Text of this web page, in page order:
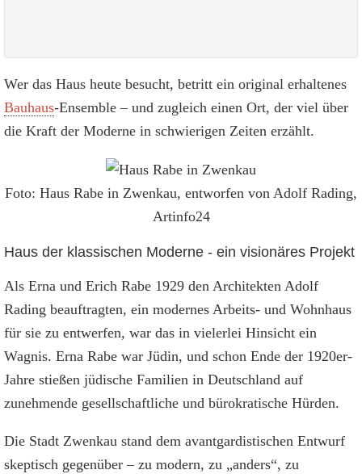
Wer das Haus heute besucht, betritt ein original erhaltenes
Bauhaus-Ensemble – und zugleich einen Ort, der viel über
die Kraft der Moderne in schwierigen Zeiten erzählt.
Foto: Haus Rabe in Zwenkau, entworfen von Adolf Rading,
Artinfo24
Haus der klassischen Moderne - ein visionäres Projekt
Als Erna und Erich Rabe 1929 den Architekten Adolf
Rading beauftragten, ein modernes Arbeits- und Wohnhaus
für sie zu entwerfen, war das in vielerlei Hinsicht ein
Wagnis. Erna Rabe war Jüdin, und schon Ende der 1920er-
Jahre stießen jüdische Familien in Deutschland auf
zunehmende gesellschaftliche und bürokratische Hürden.
Die Stadt Zwenkau stand dem avantgardistischen Entwurf
skeptisch gegenüber – zu modern, zu „anders“, zu